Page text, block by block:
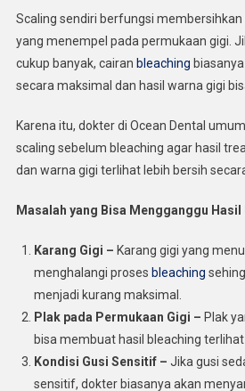
Scaling sendiri berfungsi membersihkan
yang menempel pada permukaan gigi.
cukup banyak, cairan bleaching
secara maksimal dan hasil warna gigi
Karena itu, dokter di Ocean Dental
scaling sebelum bleaching agar hasil
dan warna gigi terlihat lebih bersih
Masalah yang Bisa Mengganggu Hasil
Karang Gigi – Karang gigi yang
menghalangi proses bleaching
menjadi kurang maksimal.
Plak pada Permukaan Gigi – Plak
bisa membuat hasil bleaching
Kondisi Gusi Sensitif – Jika gusi
sensitif, dokter biasanya akan